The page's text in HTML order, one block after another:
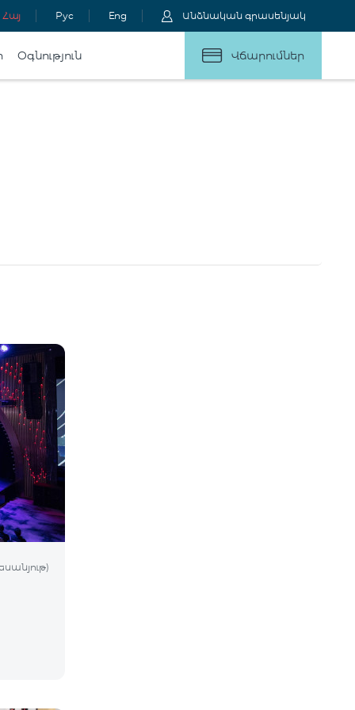
Հայ Рус Eng Անձնական գրասենյակ
Օգնություն Վճարումներ